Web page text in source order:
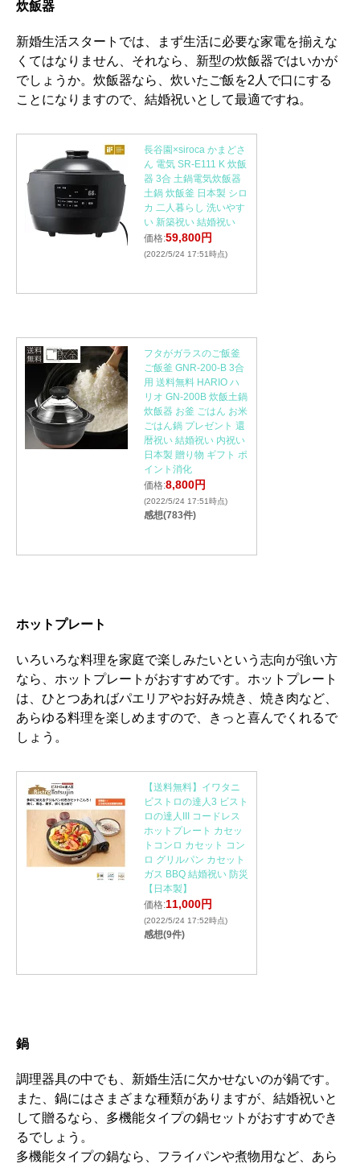
炊飯器
新婚生活スタートでは、まず生活に必要な家電を揃えな
くてはなりません、それなら、新型の炊飯器ではいかが
でしょうか。炊飯器なら、炊いたご飯を2人で口にする
ことになりますので、結婚祝いとして最適ですね。
長谷園×siroca かまどさ
ん 電気 SR-E111 K 炊飯
器 3合 土鍋電気炊飯器
土鍋 炊飯釜 日本製 シロ
カ 二人暮らし 洗いやす
い 新築祝い 結婚祝い
価格:59,800円
(2022/5/24 17:51時点)
フタがガラスのご飯釜
ご飯釜 GNR-200-B 3合
用 送料無料 HARIO ハ
リオ GN-200B 炊飯土鍋
炊飯器 お釜 ごはん お米
ごはん鍋 プレゼント 還
暦祝い 結婚祝い 内祝い
日本製 贈り物 ギフト ポ
イント消化
価格:8,800円
(2022/5/24 17:51時点)
感想(783件)
ホットプレート
いろいろな料理を家庭で楽しみたいという志向が強い方
なら、ホットプレートがおすすめです。ホットプレート
は、ひとつあればパエリアやお好み焼き、焼き肉など、
あらゆる料理を楽しめますので、きっと喜んでくれるで
しょう。
【送料無料】イワタニ
ビストロの達人3 ビスト
ロの達人III コードレス
ホットプレート カセッ
トコンロ カセット コン
ロ グリルパン カセット
ガス BBQ 結婚祝い 防災
【日本製】
価格:11,000円
(2022/5/24 17:52時点)
感想(9件)
鍋
調理器具の中でも、新婚生活に欠かせないのが鍋です。
また、鍋にはさまざまな種類がありますが、結婚祝いと
して贈るなら、多機能タイプの鍋セットがおすすめでき
るでしょう。
多機能タイプの鍋なら、フライパンや煮物用など、あら